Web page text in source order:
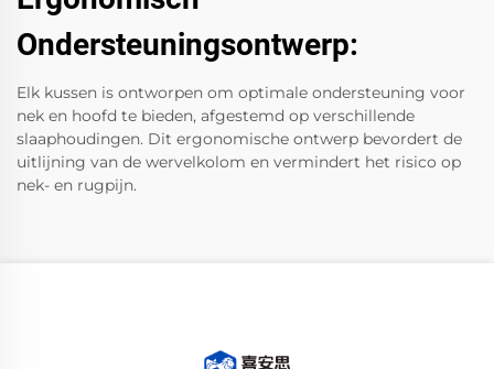
Ondersteuningsontwerp:
Elk kussen is ontworpen om optimale ondersteuning voor
nek en hoofd te bieden, afgestemd op verschillende
slaaphoudingen. Dit ergonomische ontwerp bevordert de
uitlijning van de wervelkolom en vermindert het risico op
nek- en rugpijn.